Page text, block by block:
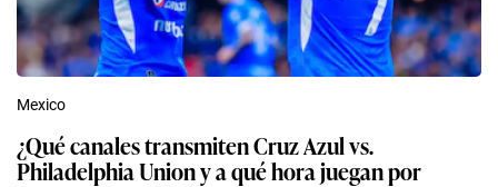
Mexico
¿Qué canales transmiten Cruz Azul vs.
Philadelphia Union y a qué hora juegan por